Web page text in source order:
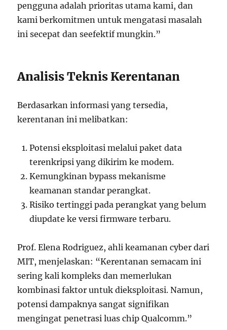
pengguna adalah prioritas utama kami, dan
kami berkomitmen untuk mengatasi masalah
ini secepat dan seefektif mungkin.”
Analisis Teknis Kerentanan
Berdasarkan informasi yang tersedia,
kerentanan ini melibatkan:
Potensi eksploitasi melalui paket data
terenkripsi yang dikirim ke modem.
Kemungkinan bypass mekanisme
keamanan standar perangkat.
Risiko tertinggi pada perangkat yang belum
diupdate ke versi firmware terbaru.
Prof. Elena Rodriguez, ahli keamanan cyber dari
MIT, menjelaskan: “Kerentanan semacam ini
sering kali kompleks dan memerlukan
kombinasi faktor untuk dieksploitasi. Namun,
potensi dampaknya sangat signifikan
mengingat penetrasi luas chip Qualcomm.”